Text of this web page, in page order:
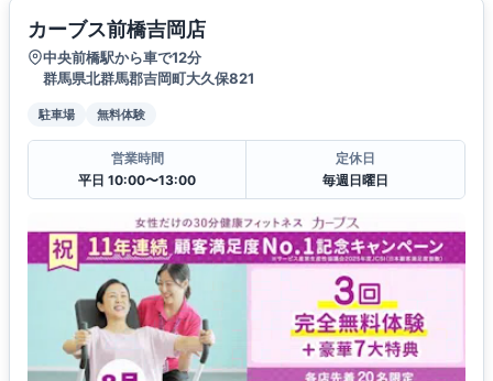
カーブス前橋吉岡店
中央前橋駅から車で12分
群馬県北群馬郡吉岡町大久保821
駐車場 無料体験
営業時間
平日 10:00〜13:00
定休日
毎週日曜日